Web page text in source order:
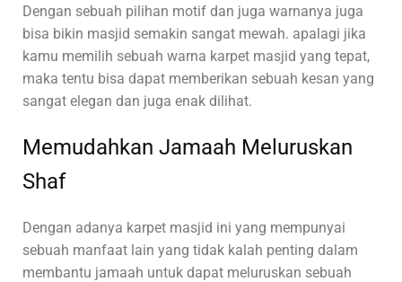
Dengan sebuah pilihan motif dan juga warnanya juga
bisa bikin masjid semakin sangat mewah. apalagi jika
kamu memilih sebuah warna karpet masjid yang tepat,
maka tentu bisa dapat memberikan sebuah kesan yang
sangat elegan dan juga enak dilihat.
Memudahkan Jamaah Meluruskan
Shaf
Dengan adanya karpet masjid ini yang mempunyai
sebuah manfaat lain yang tidak kalah penting dalam
membantu jamaah untuk dapat meluruskan sebuah